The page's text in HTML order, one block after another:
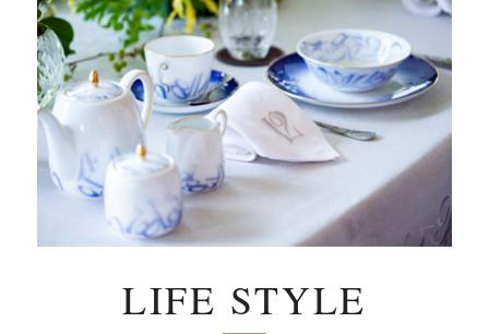
LIFE STYLE